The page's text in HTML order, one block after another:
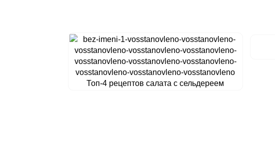
Топ-4 рецептов салата с сельдереем